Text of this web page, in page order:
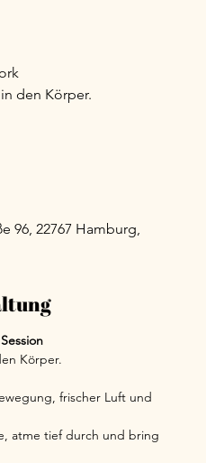
den Körper.
96, 22767 Hamburg,
Körper.
frischer Luft und
atme tief durch und bring